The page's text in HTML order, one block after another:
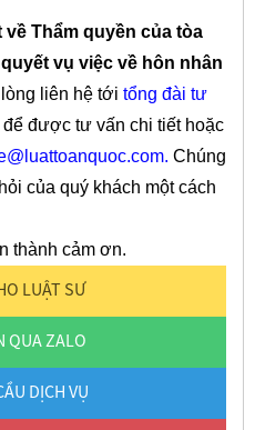
Thẩm quyền của tòa
vụ việc về hôn nhân
liên hệ tới tổng đài tư
để được tư vấn chi tiết hoặc
. Chúng
của quý khách một cách
thành cảm ơn.
LUẬT SƯ
QUA ZALO
DỊCH VỤ